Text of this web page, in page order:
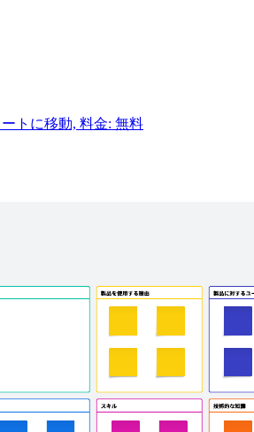
トに移動, 料金: 無料